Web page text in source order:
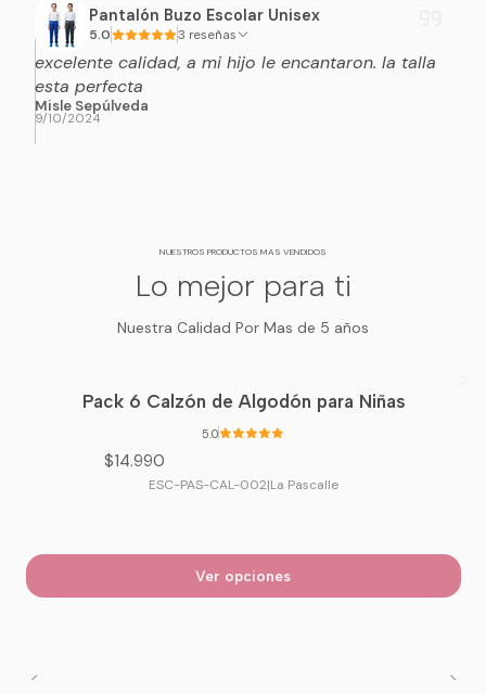
Pantalón Buzo Escolar Unisex
5.0 3 reseñas
excelente calidad, a mi hijo le encantaron. la talla
esta perfecta
Misle Sepúlveda
9/10/2024
NUESTROS PRODUCTOS MAS VENDIDOS
Lo mejor para ti
Nuestra Calidad Por Mas de 5 años
Pack 6 Calzón de Algodón para Niñas
5.0
$14.990
ESC-PAS-CAL-002|La Pascalle
Ver opciones